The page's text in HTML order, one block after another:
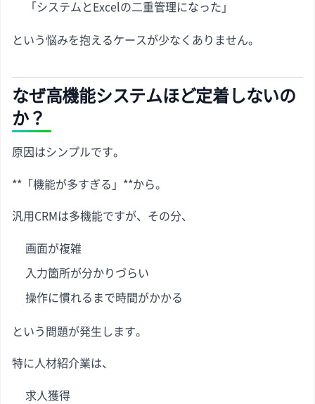
「システムとExcelの二重管理になった」
という悩みを抱えるケースが少なくありません。
なぜ高機能システムほど定着しないの
か？
原因はシンプルです。
**「機能が多すぎる」**から。
汎用CRMは多機能ですが、その分、
画面が複雑
入力箇所が分かりづらい
操作に慣れるまで時間がかかる
という問題が発生します。
特に人材紹介業は、
求人獲得